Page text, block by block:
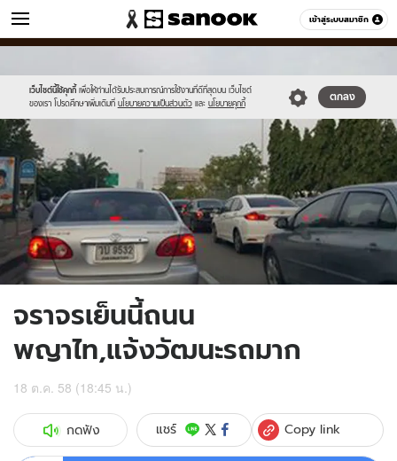
เข้าสู่ระบบสมาชิก
ข่าว หมวดอื่นๆ
เว็บไซต์นี้ใช้คุกกี้ เพื่อให้ท่านได้รับประสบการณ์การใช้งานที่ดีที่สุดบน เว็บไซต์
ของเรา โปรดศึกษาเพิ่มเติมที่ นโยบายความเป็นส่วนตัว และ นโยบายคุกกี้
ตกลง
new-
sanook.png
01.jpg
จราจรเย็นนี้ถนน
พญาไท,แจ้งวัฒนะรถมาก
18 ต.ค. 58 (18:45 น.)
กดฟัง แชร์ Copy link